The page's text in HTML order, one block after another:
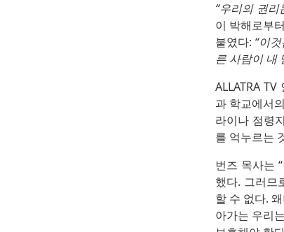
“우리의 권
이 박해로부
붙였다: “이
른 사람이 내
ALLATRA
과 학교에서
라이나 점령
를 억누르는
번즈 목사는
했다. 그러므
할 수 없다.
아가는 우리